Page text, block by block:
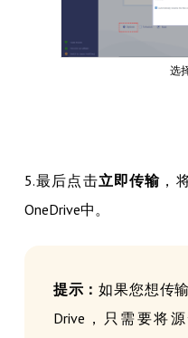
选
5.最后点击立即传输 ，
OneDrive中。
提示：如果您想传
Drive，只需要将